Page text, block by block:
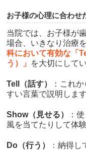
お子様の心理に合わ
当院では、お子様が
場合、いきなり治療
科において有効な「
う）」 を大切にして
Tell（話す）
：これ
すい言葉で説明します
Show（見せる）
：
風を当てたりして体
Do（行う）
：納得